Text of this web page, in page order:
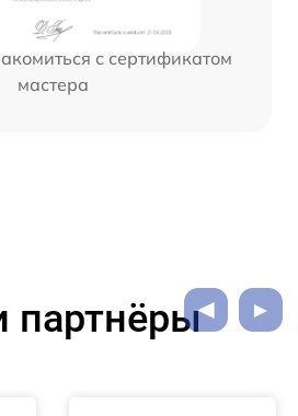
с сертификатом
мастера
партнёры